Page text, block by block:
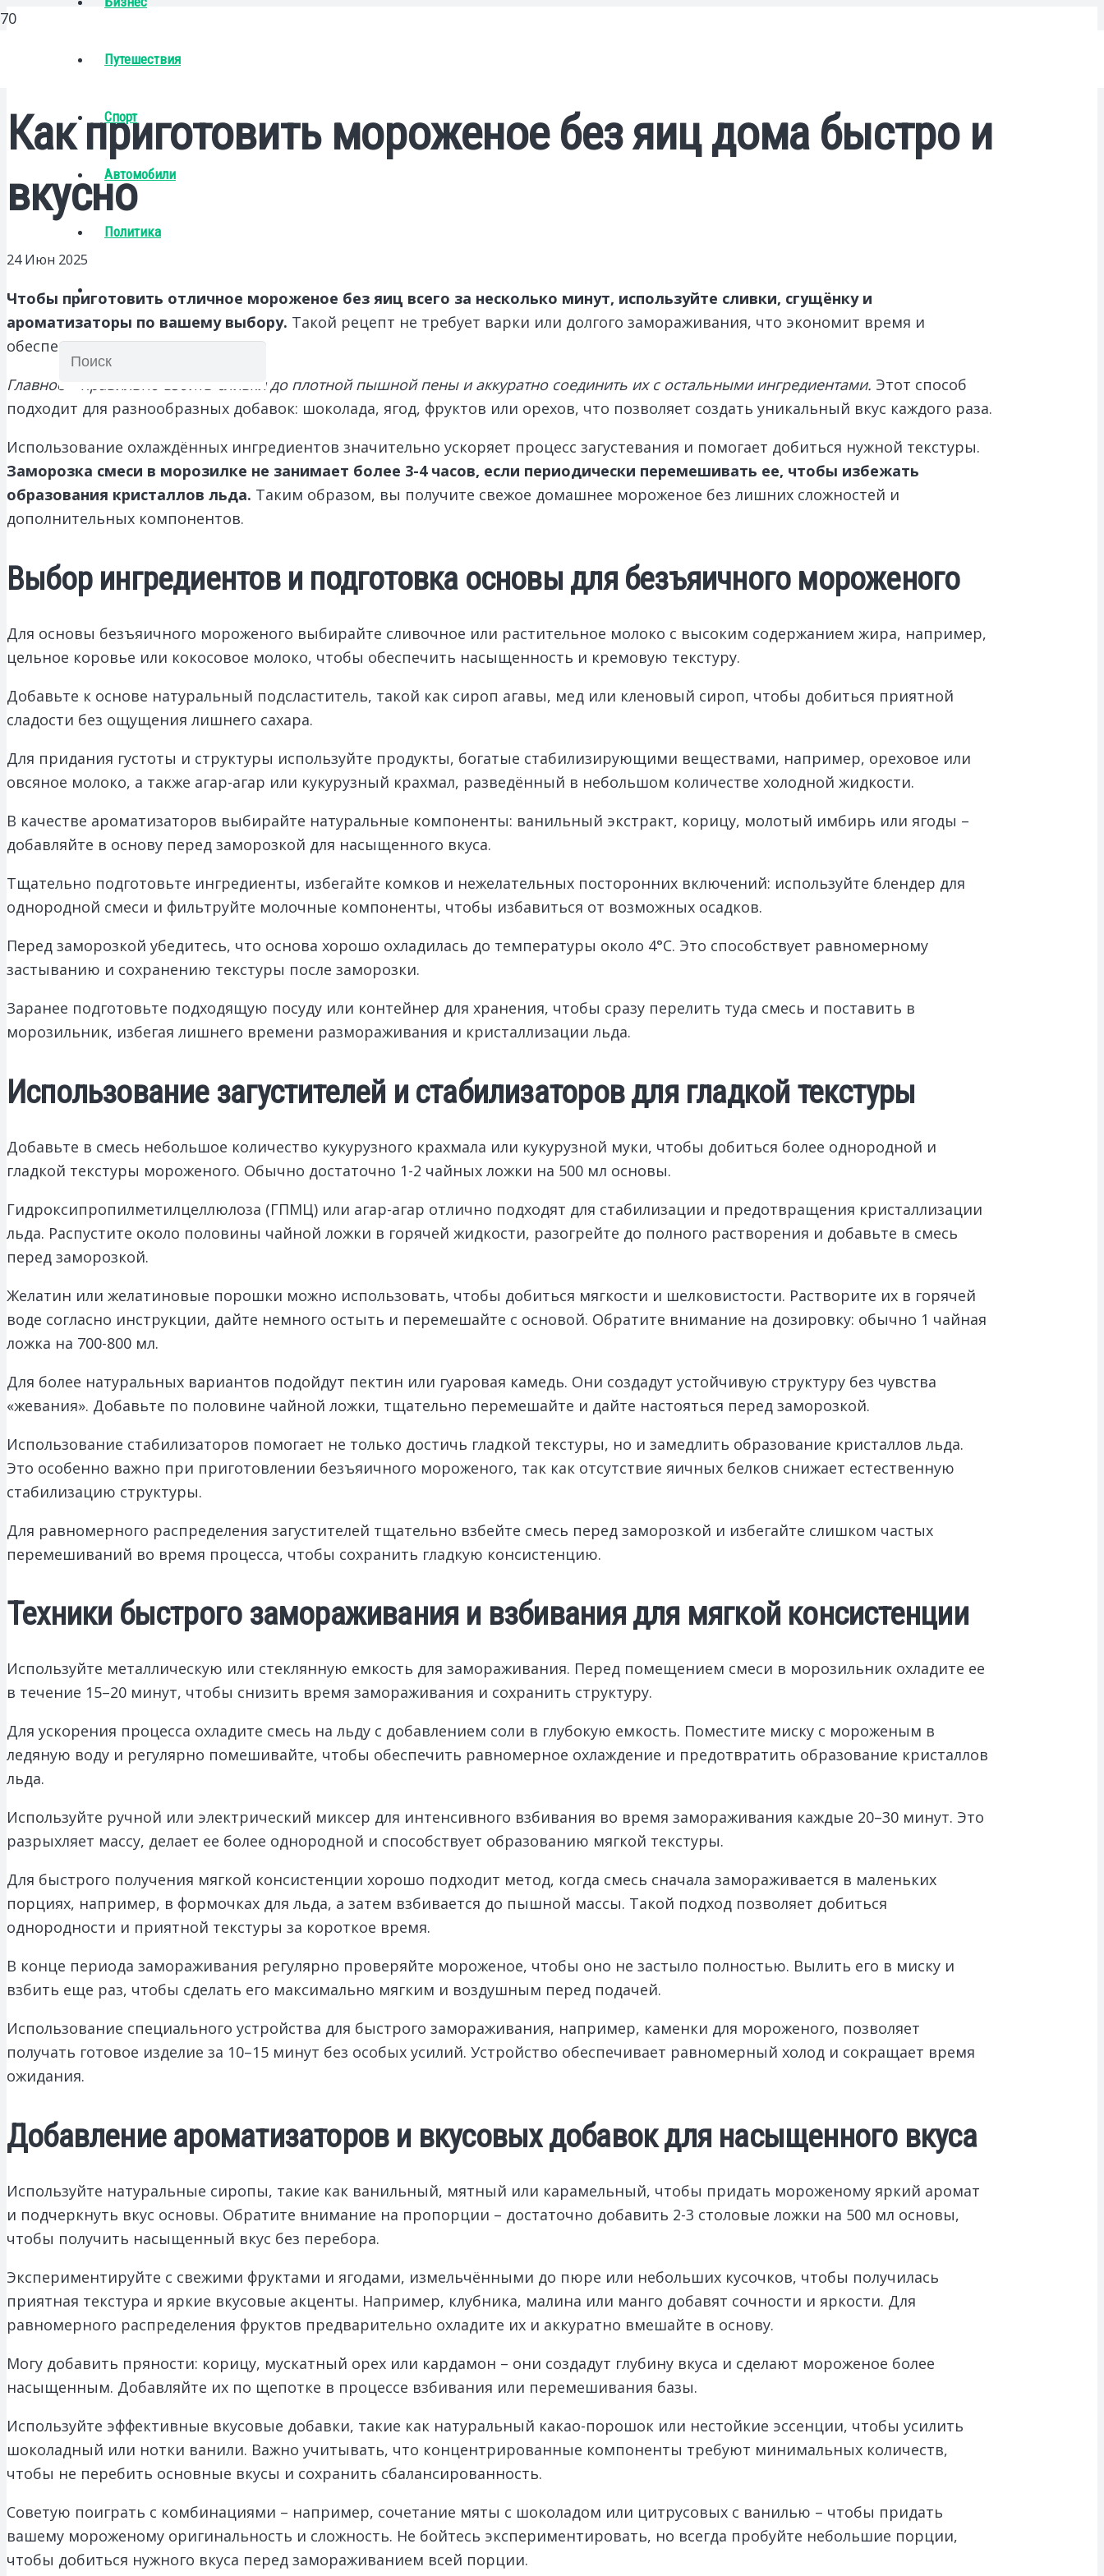
Путешествия
Спорт
Автомобили
Политика
Как приготовить мороженое без яиц дома быстро и
вкусно
24 Июн 2025
Чтобы приготовить отличное мороженое без яиц всего за несколько минут, используйте сливки, сгущёнку и
ароматизаторы по вашему выбору. Такой рецепт не требует варки или долгого замораживания, что экономит время и
обеспечивает насыщенный вкус.
Главное – правильно взбить сливки до плотной пышной пены и аккуратно соединить их с остальными ингредиентами. Этот способ
подходит для разнообразных добавок: шоколада, ягод, фруктов или орехов, что позволяет создать уникальный вкус каждого раза.
Использование охлаждённых ингредиентов значительно ускоряет процесс загустевания и помогает добиться нужной текстуры.
Заморозка смеси в морозилке не занимает более 3-4 часов, если периодически перемешивать ее, чтобы избежать
образования кристаллов льда. Таким образом, вы получите свежое домашнее мороженое без лишних сложностей и
дополнительных компонентов.
Выбор ингредиентов и подготовка основы для безъяичного мороженого
Для основы безъяичного мороженого выбирайте сливочное или растительное молоко с высоким содержанием жира, например,
цельное коровье или кокосовое молоко, чтобы обеспечить насыщенность и кремовую текстуру.
Добавьте к основе натуральный подсластитель, такой как сироп агавы, мед или кленовый сироп, чтобы добиться приятной
сладости без ощущения лишнего сахара.
Для придания густоты и структуры используйте продукты, богатые стабилизирующими веществами, например, ореховое или
овсяное молоко, а также агар-агар или кукурузный крахмал, разведённый в небольшом количестве холодной жидкости.
В качестве ароматизаторов выбирайте натуральные компоненты: ванильный экстракт, корицу, молотый имбирь или ягоды –
добавляйте в основу перед заморозкой для насыщенного вкуса.
Тщательно подготовьте ингредиенты, избегайте комков и нежелательных посторонних включений: используйте блендер для
однородной смеси и фильтруйте молочные компоненты, чтобы избавиться от возможных осадков.
Перед заморозкой убедитесь, что основа хорошо охладилась до температуры около 4°C. Это способствует равномерному
застыванию и сохранению текстуры после заморозки.
Заранее подготовьте подходящую посуду или контейнер для хранения, чтобы сразу перелить туда смесь и поставить в
морозильник, избегая лишнего времени размораживания и кристаллизации льда.
Использование загустителей и стабилизаторов для гладкой текстуры
Добавьте в смесь небольшое количество кукурузного крахмала или кукурузной муки, чтобы добиться более однородной и
гладкой текстуры мороженого. Обычно достаточно 1-2 чайных ложки на 500 мл основы.
Гидроксипропилметилцеллюлоза (ГПМЦ) или агар-агар отлично подходят для стабилизации и предотвращения кристаллизации
льда. Распустите около половины чайной ложки в горячей жидкости, разогрейте до полного растворения и добавьте в смесь
перед заморозкой.
Желатин или желатиновые порошки можно использовать, чтобы добиться мягкости и шелковистости. Растворите их в горячей
воде согласно инструкции, дайте немного остыть и перемешайте с основой. Обратите внимание на дозировку: обычно 1 чайная
ложка на 700-800 мл.
Для более натуральных вариантов подойдут пектин или гуаровая камедь. Они создадут устойчивую структуру без чувства
«жевания». Добавьте по половине чайной ложки, тщательно перемешайте и дайте настояться перед заморозкой.
Использование стабилизаторов помогает не только достичь гладкой текстуры, но и замедлить образование кристаллов льда.
Это особенно важно при приготовлении безъяичного мороженого, так как отсутствие яичных белков снижает естественную
стабилизацию структуры.
Для равномерного распределения загустителей тщательно взбейте смесь перед заморозкой и избегайте слишком частых
перемешиваний во время процесса, чтобы сохранить гладкую консистенцию.
Техники быстрого замораживания и взбивания для мягкой консистенции
Используйте металлическую или стеклянную емкость для замораживания. Перед помещением смеси в морозильник охладите ее
в течение 15–20 минут, чтобы снизить время замораживания и сохранить структуру.
Для ускорения процесса охладите смесь на льду с добавлением соли в глубокую емкость. Поместите миску с мороженым в
ледяную воду и регулярно помешивайте, чтобы обеспечить равномерное охлаждение и предотвратить образование кристаллов
льда.
Используйте ручной или электрический миксер для интенсивного взбивания во время замораживания каждые 20–30 минут. Это
разрыхляет массу, делает ее более однородной и способствует образованию мягкой текстуры.
Для быстрого получения мягкой консистенции хорошо подходит метод, когда смесь сначала замораживается в маленьких
порциях, например, в формочках для льда, а затем взбивается до пышной массы. Такой подход позволяет добиться
однородности и приятной текстуры за короткое время.
В конце периода замораживания регулярно проверяйте мороженое, чтобы оно не застыло полностью. Вылить его в миску и
взбить еще раз, чтобы сделать его максимально мягким и воздушным перед подачей.
Использование специального устройства для быстрого замораживания, например, каменки для мороженого, позволяет
получать готовое изделие за 10–15 минут без особых усилий. Устройство обеспечивает равномерный холод и сокращает время
ожидания.
Добавление ароматизаторов и вкусовых добавок для насыщенного вкуса
Используйте натуральные сиропы, такие как ванильный, мятный или карамельный, чтобы придать мороженому яркий аромат
и подчеркнуть вкус основы. Обратите внимание на пропорции – достаточно добавить 2-3 столовые ложки на 500 мл основы,
чтобы получить насыщенный вкус без перебора.
Экспериментируйте с свежими фруктами и ягодами, измельчёнными до пюре или небольших кусочков, чтобы получилась
приятная текстура и яркие вкусовые акценты. Например, клубника, малина или манго добавят сочности и яркости. Для
равномерного распределения фруктов предварительно охладите их и аккуратно вмешайте в основу.
Могу добавить пряности: корицу, мускатный орех или кардамон – они создадут глубину вкуса и сделают мороженое более
насыщенным. Добавляйте их по щепотке в процессе взбивания или перемешивания базы.
Используйте эффективные вкусовые добавки, такие как натуральный какао-порошок или нестойкие эссенции, чтобы усилить
шоколадный или нотки ванили. Важно учитывать, что концентрированные компоненты требуют минимальных количеств,
чтобы не перебить основные вкусы и сохранить сбалансированность.
Советую поиграть с комбинациями – например, сочетание мяты с шоколадом или цитрусовых с ванилью – чтобы придать
вашему мороженому оригинальность и сложность. Не бойтесь экспериментировать, но всегда пробуйте небольшие порции,
чтобы добиться нужного вкуса перед замораживанием всей порции.